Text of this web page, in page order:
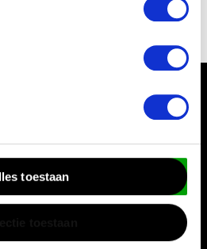
toestaan
Bolas Community
E-mailadres